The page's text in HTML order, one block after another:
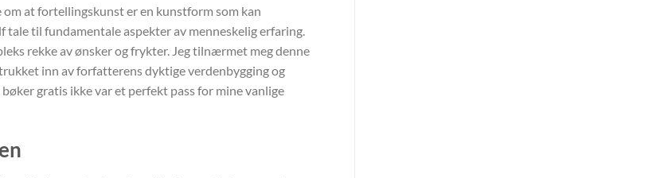
at fortellingskunst er en kunstform som kan
til fundamentale aspekter av menneskelig erfaring.
rekke av ønsker og frykter. Jeg tilnærmet meg denne
inn av forfatterens dyktige verdenbygging og
gratis ikke var et perfekt pass for mine vanlige